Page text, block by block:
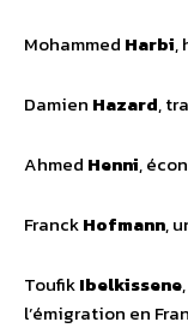
Mohammed Harbi,
Damien Hazard,
Ahmed Henni,
FranckHofmann,
ToufikIbelkissene
l’émigration en